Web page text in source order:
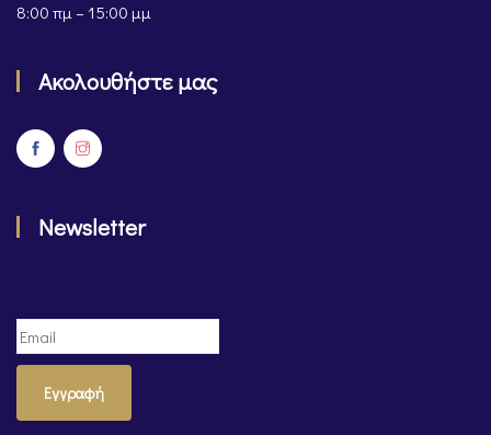
8:00 πμ – 15:00 μμ
Ακολουθήστε μας
Newsletter
Εγγραφή